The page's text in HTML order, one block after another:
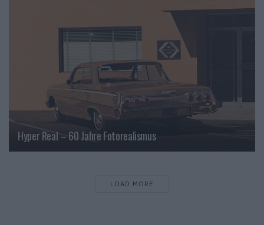
Hyper Real – 60 Jahre Fotorealismus
LOAD MORE